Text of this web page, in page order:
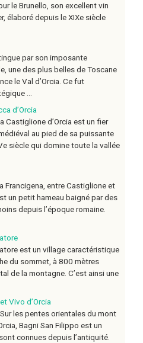
le Brunello, son excellent vin
élaboré depuis le XIXe siècle
par son imposante
une des plus belles de Toscane
le Val d’Orcia. Ce fut
...
d’Orcia
Castiglione d’Orcia est un fier
au pied de sa puissante
siècle qui domine toute la vallée
Francigena, entre Castiglione et
un petit hameau baigné par des
depuis l’époque romaine.
est un village caractéristique
du sommet, à 800 mètres
de la montagne. C’est ainsi une
Vivo d’Orcia
les pentes orientales du mont
Bagni San Filippo est un
connues depuis l’antiquité.